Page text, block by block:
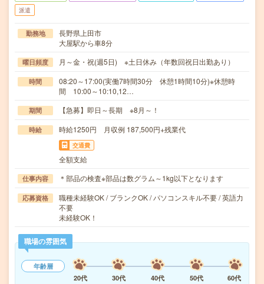
派遣
勤務地
長野県上田市
大屋駅から車8分
曜日頻度 月～金・祝(週5日) ※土日休み（年数回祝日出勤あり）
時間
08:20～17:00(実働7時間30分 休憩1時間10分)※休憩時
間 10:00～10:10,12…
期間 【急募】即日～長期 ※8月～！
時給 時給1250円 月収例 187,500円+残業代
交通費
全額支給
仕事内容 ＊部品の検査※部品は数グラム～1kg以下となります
応募資格
職種未経験OK / ブランクOK / パソコンスキル不要 / 英語力
不要
未経験OK！
職場の雰囲気
年齢層
20代
30代 40代 50代
60代